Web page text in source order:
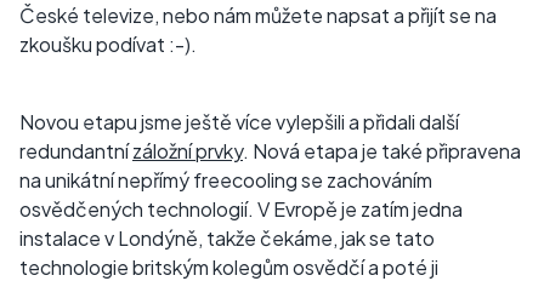
České televize, nebo nám můžete napsat a přijít se na
zkoušku podívat :-).
Novou etapu jsme ještě více vylepšili a přidali další
redundantnízáložní prvky. Nová etapa je také připravena
na unikátní nepřímý freecooling se zachováním
osvědčených technologií. V Evropě je zatím jedna
instalace v Londýně, takže čekáme, jak se tato
technologie britským kolegům osvědčí a poté ji